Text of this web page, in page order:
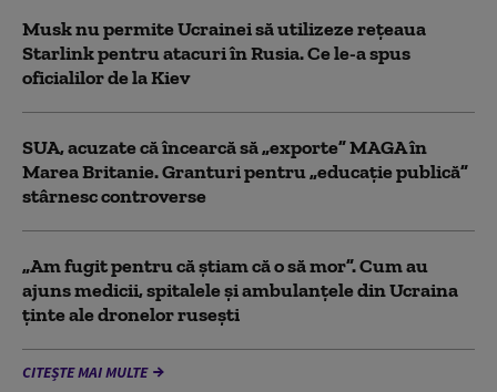
Musk nu permite Ucrainei să utilizeze reţeaua
Starlink pentru atacuri în Rusia. Ce le-a spus
oficialilor de la Kiev
SUA, acuzate că încearcă să „exporte” MAGA în
Marea Britanie. Granturi pentru „educație publică”
stârnesc controverse
„Am fugit pentru că știam că o să mor”. Cum au
ajuns medicii, spitalele și ambulanțele din Ucraina
ținte ale dronelor rusești
CITEȘTE MAI MULTE